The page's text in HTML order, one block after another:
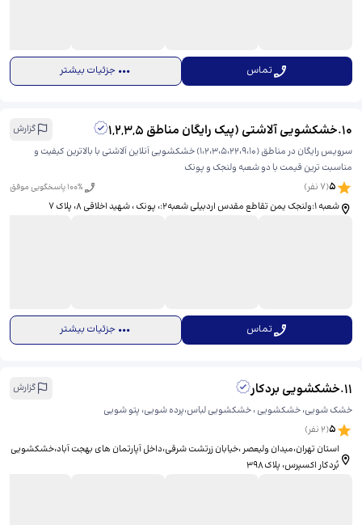
تماس جزئیات بیشتر
10
.خشکشویی آلاشتی (پیک رایگان مناطق 1,2,3,5
گزارش
سرویس رایگان در مناطق (1،2،3،5،22،9،10) خشکشویی آنلاین آلاشتی با بالاترین کیفیت و
مناسبت ترین قیمت با دو شعبه ولنجک و پونک
5
(
7 نفر) 100% پاسخگویی موفق
شعبه 1:ولنجک یمن تقاطع مقدس اردبیلی شعبه‌2:، پونک ، شهید اخلاقی ۸، ​پلاک 7
تماس جزئیات بیشتر
11
.خشکشویی بردکار
گزارش
خشک شویی، خشکشویی ، خشکشویی لباس،پرده شویی، پتو شویی
5
(
2نفر)
استان تهران،میدان ولیعصر ،خیابان زرتشت شرقی،داخل آپارتمان های بهجت آباد،خشکشویی
بُردکار اکسپرس، ​پلاک ۳۹۸